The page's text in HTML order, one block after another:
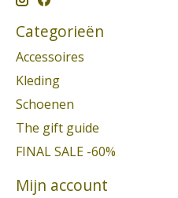
Categorieën
Accessoires
Kleding
Schoenen
The gift guide
FINAL SALE -60%
Mijn account